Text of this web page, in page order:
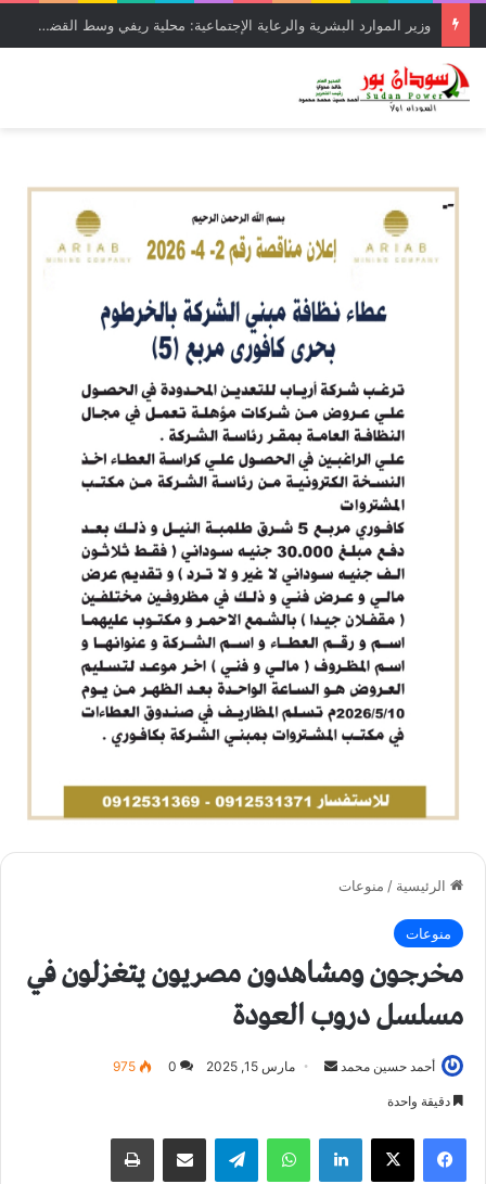
وزير الموارد البشرية والرعاية الإجتماعية: محلية ريفي وسط القضارف تستحق أكبر المشروعات لدورها في جباية الزكاة
الرئيسية / منوعات
منوعات
مخرجون ومشاهدون مصريون يتغزلون في
مسلسل دروب العودة
أحمد حسين محمد
ل
مارس 15, 2025 0
975
دقيقة واحدة
فيسبوك لينكدإن واتساب